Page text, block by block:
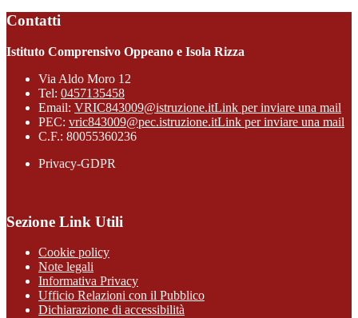
Contatti
Istituto Comprensivo Oppeano e Isola Rizza
Via Aldo Moro 12
Tel: 0457135458
Email: VRIC843009@istruzione.itLink per inviare una mail
PEC: vric843009@pec.istruzione.itLink per inviare una mail
C.F.: 80055360236
Privacy-GDPR
Sezione Link Utili
Cookie policy
Note legali
Informativa Privacy
Ufficio Relazioni con il Pubblico
Dichiarazione di accessibilità